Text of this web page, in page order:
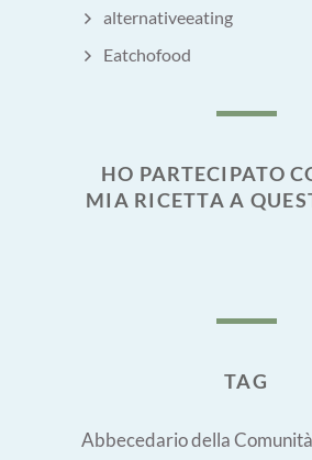
alternativeeating
Eatchofood
HO PARTECIPATO
MIA RICETTA A
TAG
Abbecedario della